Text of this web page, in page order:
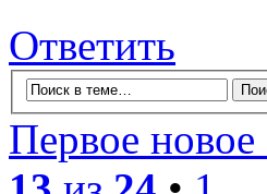
Ответить
Первое